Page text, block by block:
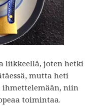
liikkeellä, joten hetki
mutta heti
niin
toimintaa.